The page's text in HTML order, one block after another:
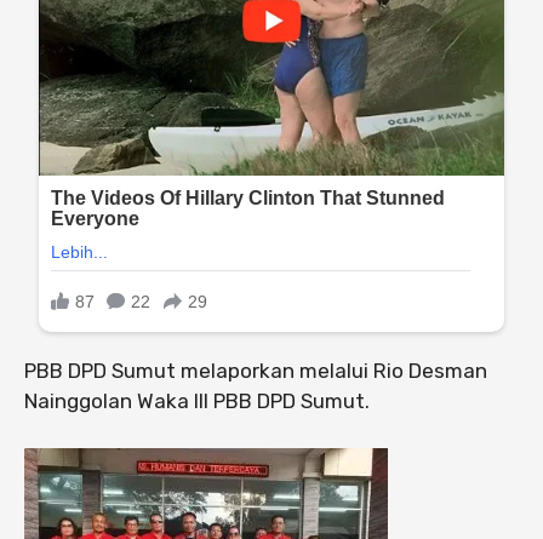
PBB DPD Sumut melaporkan melalui Rio Desman
Nainggolan Waka III PBB DPD Sumut.